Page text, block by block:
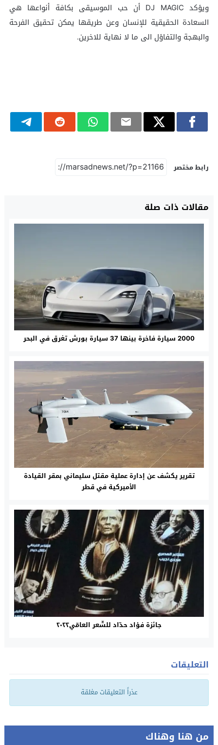
ويؤكد DJ MAGIC أن حب الموسيقى بكافة أنواعها هي
السعادة الحقيقية للإنسان وعن طريقها يمكن تحقيق الفرحة
والبهجة والتفاؤل الى ما لا نهاية للاخرين.
رابط مختصر
مقالات ذات صلة
2000 سيارة فاخرة بينها 37 سيارة بورش تغرق في البحر
تقرير يكشف عن إدارة عملية مقتل سليماني بمقر القيادة
الأميركية في قطر
جائزة فؤاد حدّاد للشّعر العامّي٢٠٢٢
التعليقات
عذراً التعليقات مغلقة
من هنا وهناك